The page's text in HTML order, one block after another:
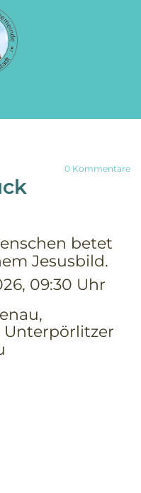
0 Kommentare
09:30 Uhr
Unterpörlitzer